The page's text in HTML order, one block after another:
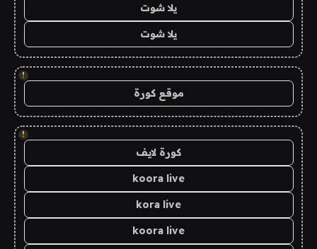
يلا شوت
يلا شوت
!
موقع كورة
!
كورة لايف
koora live
kora live
koora live